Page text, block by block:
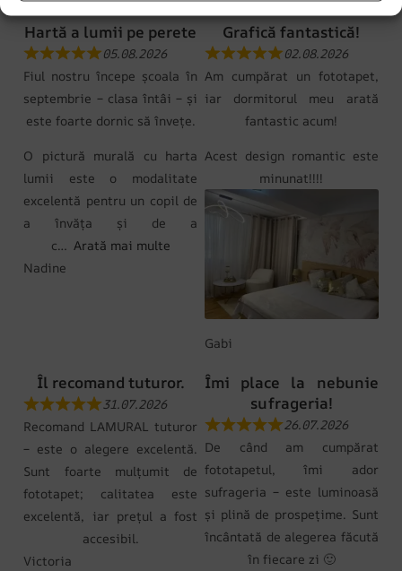
Hartă a lumii pe perete
05.08.2026
Fiul nostru începe școala în
septembrie – clasa întâi – și
este foarte dornic să învețe.
O pictură murală cu harta
lumii este o modalitate
excelentă pentru un copil de
a învăța și de a
c
Arată mai multe
Nadine
Grafică fantastică!
02.08.2026
Am cumpărat un fototapet,
iar dormitorul meu arată
fantastic acum!
Acest design romantic este
minunat!!!!
Gabi
Îl recomand tuturor.
31.07.2026
Recomand LAMURAL tuturor
– este o alegere excelentă.
Sunt foarte mulțumit de
fototapet; calitatea este
excelentă, iar prețul a fost
accesibil.
Victoria
Îmi place la nebunie
sufrageria!
26.07.2026
De când am cumpărat
fototapetul, îmi ador
sufrageria – este luminoasă
și plină de prospețime. Sunt
încântată de alegerea făcută
în fiecare zi 🙂